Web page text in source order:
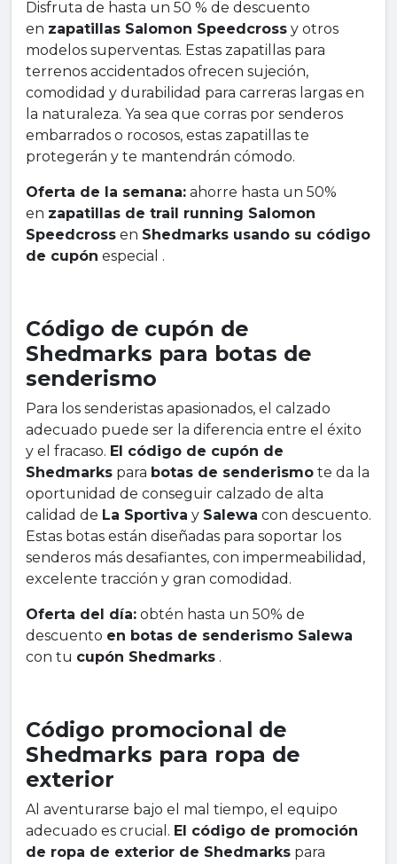
Disfruta de hasta un 50 % de descuento
en zapatillas Salomon Speedcross y otros
modelos superventas. Estas zapatillas para
terrenos accidentados ofrecen sujeción,
comodidad y durabilidad para carreras largas en
la naturaleza. Ya sea que corras por senderos
embarrados o rocosos, estas zapatillas te
protegerán y te mantendrán cómodo.
Oferta de la semana: ahorre hasta un 50%
en zapatillas de trail running Salomon
Speedcross en Shedmarks usando su código
de cupón especial .
Código de cupón de
Shedmarks para botas de
senderismo
Para los senderistas apasionados, el calzado
adecuado puede ser la diferencia entre el éxito
y el fracaso. El código de cupón de
Shedmarks para botas de senderismo te da la
oportunidad de conseguir calzado de alta
calidad de La Sportiva y Salewa con descuento.
Estas botas están diseñadas para soportar los
senderos más desafiantes, con impermeabilidad,
excelente tracción y gran comodidad.
Oferta del día: obtén hasta un 50% de
descuento en botas de senderismo Salewa
con tu cupón Shedmarks .
Código promocional de
Shedmarks para ropa de
exterior
Al aventurarse bajo el mal tiempo, el equipo
adecuado es crucial. El código de promoción
de ropa de exterior de Shedmarks para